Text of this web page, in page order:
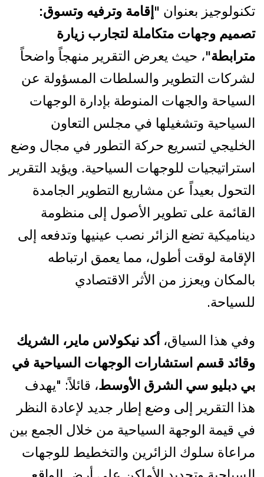
تكنولوجيز بعنوان "إقامة وترفيه وتسوق:
تصميم وجهات متكاملة لتجارب زيارة
مترابطة"، حيث يعرض التقرير منهجاً واضحاً
لشركات التطوير والسلطات المسؤولة عن
السياحة والجهات المنوطة بإدارة الوجهات
السياحية وتشغيلها في مجلس التعاون
الخليجي لتسريع حركة التطور في مجال وضع
استراتيجيات للوجهات السياحية. ويؤيد التقرير
التحول بعيداً عن مشاريع التطوير الجامدة
القائمة على تطوير الأصول إلى منظومة
ديناميكية تضع الزائر نصب عينيها وتدفعه إلى
الإقامة لوقت أطول، مما يعمق ارتباطه
بالمكان ويعزز من الأثر الاقتصادي
للسياحة.
وفي هذا السياق، أكد نيكولاس ماير، الشريك
وقائد قسم استشارات الوجهات السياحية في
بي دبليو سي الشرق الأوسط، قائلاً: "يهدف
هذا التقرير إلى وضع إطار جديد لإعادة النظر
في قيمة الوجهة السياحية من خلال الجمع بين
مراعاة سلوك الزائرين والتخطيط للوجهات